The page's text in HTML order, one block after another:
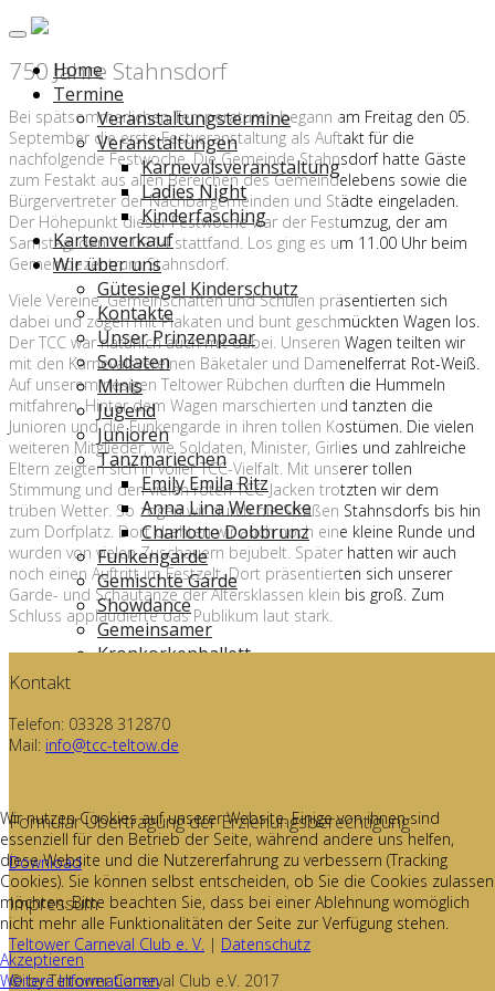
Home
Termine
Veranstaltungstermine
Veranstaltungen
Karnevalsveranstaltung
Ladies Night
Kinderfasching
Kartenverkauf
Wir über uns
Gütesiegel Kinderschutz
Kontakte
Unser Prinzenpaar
Soldaten
Minis
Jugend
Junioren
Tanzmariechen
Emily Emila Ritz
Anna Lina Wernecke
Charlotte Dobbrunz
Funkengarde
Gemischte Garde
Showdance
Gemeinsamer
Kronkorkenballett
Unsere App
TCC unterwegs
750 Jahre Stahnsdorf
Bei spätsommerlichen Temperaturen begann am Freitag den 05.
September die erste Festveranstaltung als Auftakt für die
nachfolgende Festwoche. Die Gemeinde Stahnsdorf hatte Gäste
zum Festakt aus allen Bereichen des Gemeindelebens sowie die
Bürgervertreter der Nachbargemeinden und Städte eingeladen.
Der Höhepunkt dieser Festwoche war der Festumzug, der am
Samstag, den 13.09.14 stattfand. Los ging es um 11.00 Uhr beim
Gemeindezentrum Stahnsdorf.
Viele Vereine, Gemeinschaften und Schulen präsentierten sich
dabei und zogen mit Plakaten und bunt geschmückten Wagen los.
Der TCC war natürlich auch mit dabei. Unseren Wagen teilten wir
mit den Karnevalsvereinen Bäketaler und Damenelferrat Rot-Weiß.
Auf unserem riesigen Teltower Rübchen durften die Hummeln
mitfahren. Hinter dem Wagen marschierten und tanzten die
Junioren und die Funkengarde in ihren tollen Kostümen. Die vielen
weiteren Mitglieder, wie Soldaten, Minister, Girlies und zahlreiche
Eltern zeigten sich in voller TCC-Vielfalt. Mit unserer tollen
Stimmung und den vielen roten TCC-Jacken trotzten wir dem
trüben Wetter. So zogen wir durch die Straßen Stahnsdorfs bis hin
zum Dorfplatz. Dort drehten wir auch noch eine kleine Runde und
wurden von vielen Zuschauern bejubelt. Später hatten wir auch
noch einen Auftritt im Festzelt. Dort präsentierten sich unserer
Garde- und Schautänze der Altersklassen klein bis groß. Zum
Schluss applaudierte das Publikum laut stark.
Kontakt
Telefon: 03328 312870
Mail: info@tcc-teltow.de
Formular Übertragung der Erziehungsberechtigung
Download
Impressum
Teltower Carneval Club e. V. | Datenschutz
© by Teltower Carneval Club e.V. 2017
Wir nutzen Cookies auf unserer Website. Einige von ihnen sind
essenziell für den Betrieb der Seite, während andere uns helfen,
diese Website und die Nutzererfahrung zu verbessern (Tracking
Cookies). Sie können selbst entscheiden, ob Sie die Cookies zulassen
möchten. Bitte beachten Sie, dass bei einer Ablehnung womöglich
nicht mehr alle Funktionalitäten der Seite zur Verfügung stehen.
Akzeptieren
Weitere Informationen